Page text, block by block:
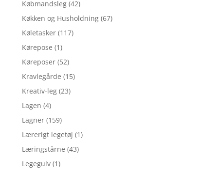
Købmandsleg (42)
Køkken og Husholdning (67)
Køletasker (117)
Kørepose (1)
Køreposer (52)
Kravlegårde (15)
Kreativ-leg (23)
Lagen (4)
Lagner (159)
Lærerigt legetøj (1)
Læringstårne (43)
Legegulv (1)